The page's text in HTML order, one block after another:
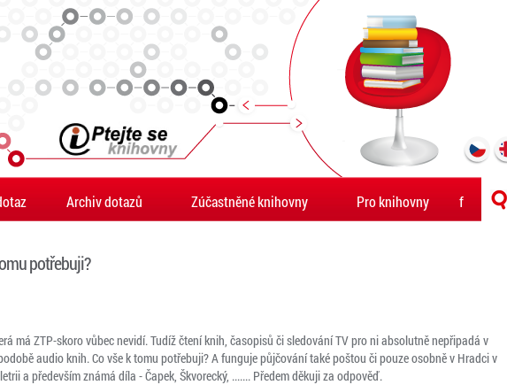
Archiv dotazů Zúčastněné knihovny Pro knihovny f
potřebuji?
má ZTP-skoro vůbec nevidí. Tudíž čtení knih, časopisů či sledování TV pro ni absolutně nepřipadá v
audio knih. Co vše k tomu potřebuji? A funguje půjčování také poštou či pouze osobně v Hradci v
a především známá díla - Čapek, Škvorecký, ....... Předem děkuji za odpověď.